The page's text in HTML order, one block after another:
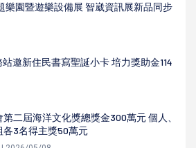
樂園暨遊樂設備展 智崴資訊展新品同步
邀新住民書寫聖誕小卡 培力獎助金114
第二屆海洋文化獎總獎金300萬元 個人、
各3名得主獎50萬元